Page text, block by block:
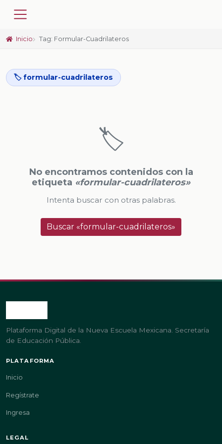
Inicio Tag: Formular-Cuadrilateros
🏷️ formular-cuadrilateros
🏷️
No encontramos contenidos con la
etiqueta «formular-cuadrilateros»
Intenta buscar con otras palabras.
Buscar «formular-cuadrilateros»
Plataforma Digital de la Nueva Escuela Mexicana. Secretaría
de Educación Pública.
PLATAFORMA
Inicio
Regístrate
Ingresa
LEGAL